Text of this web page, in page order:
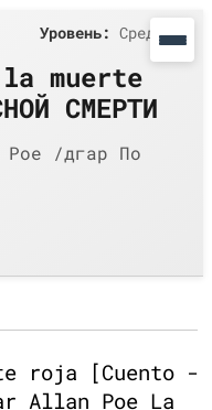
muerte
СМЕРТИ
/дгар По
Уровень: Средний
roja [Cuento -
Allan Poe La